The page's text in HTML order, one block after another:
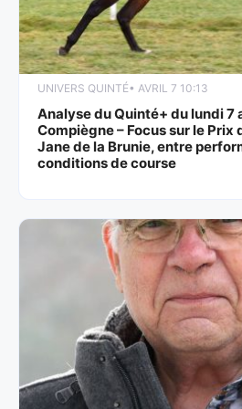
UNIVERS QUINTÉ• AVRIL 7 10:13
Analyse du Quinté+ du lundi 7
Compiègne – Focus sur le Prix
Jane de la Brunie, entre
conditions de course